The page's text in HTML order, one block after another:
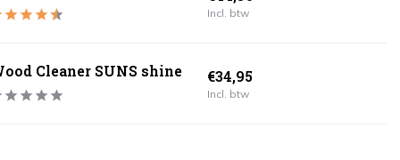
Incl. btw
Cleaner SUNS shine €34,95
Incl. btw